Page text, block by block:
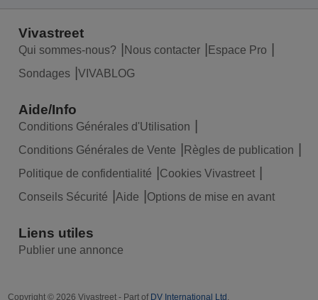
Vivastreet
Qui sommes-nous? Nous contacter
Espace Pro
Sondages
VIVABLOG
Aide/Info
Conditions Générales d'Utilisation
Conditions Générales de Vente
Règles de publication
Politique de confidentialité
Cookies Vivastreet
Conseils Sécurité
Aide Options de mise en avant
Liens utiles
Publier une annonce
Copyright © 2026 Vivastreet - Part of DV International Ltd .